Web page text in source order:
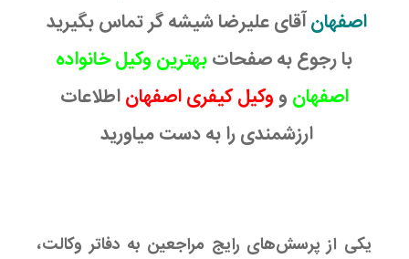
اصفهانآقای علیرضا شیشه گر تماس بگیرید
با رجوع به صفحات بهترین وکیل خانواده
اصفهان و وکیل کیفری اصفهاناطلاعات
ارزشمندی را به دست میاورید
یکی از پرسش‌های رایج مراجعین به دفاتر وکالت،